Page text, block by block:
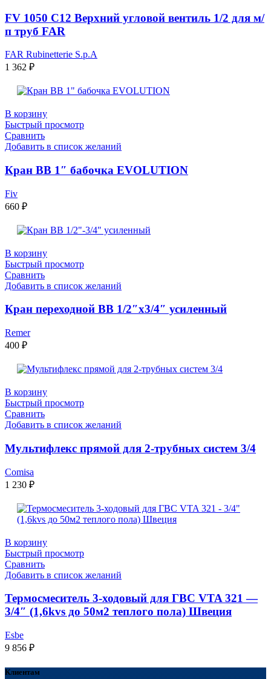
FV 1050 C12 Верхний угловой вентиль 1/2 для м/
п труб FAR
FAR Rubinetterie S.p.A
1 362 ₽
В корзину
Быстрый просмотр
Сравнить
Добавить в список желаний
Кран ВB 1″ бабочка EVOLUTION
Fiv
660 ₽
В корзину
Быстрый просмотр
Сравнить
Добавить в список желаний
Кран переходнoй BB 1/2″х3/4″ усиленный
Remer
400 ₽
В корзину
Быстрый просмотр
Сравнить
Добавить в список желаний
Мультифлекс прямой для 2-трубных систем 3/4
Comisa
1 230 ₽
В корзину
Быстрый просмотр
Сравнить
Добавить в список желаний
Термосмеситель 3-ходовый для ГВС VTA 321 —
3/4″ (1,6kvs до 50м2 теплого пола) Швеция
Esbe
9 856 ₽
Клиентам